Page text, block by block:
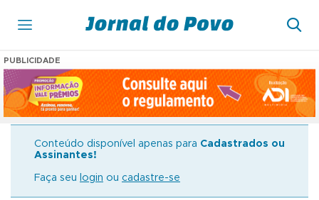
PUBLICIDADE
Conteúdo disponível apenas para Cadastrados ou
Assinantes!
Faça seu login ou cadastre-se